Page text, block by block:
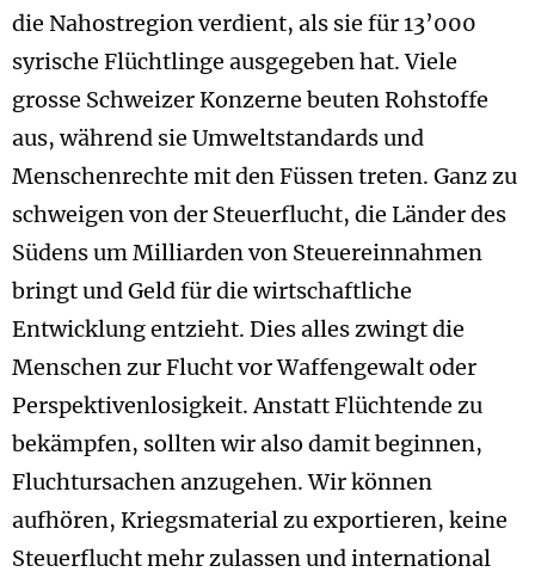
die Nahostregion verdient, als sie für 13’000
syrische Flüchtlinge ausgegeben hat. Viele
grosse Schweizer Konzerne beuten Rohstoffe
aus, während sie Umweltstandards und
Menschenrechte mit den Füssen treten. Ganz zu
schweigen von der Steuerflucht, die Länder des
Südens um Milliarden von Steuereinnahmen
bringt und Geld für die wirtschaftliche
Entwicklung entzieht. Dies alles zwingt die
Menschen zur Flucht vor Waffengewalt oder
Perspektivenlosigkeit. Anstatt Flüchtende zu
bekämpfen, sollten wir also damit beginnen,
Fluchtursachen anzugehen. Wir können
aufhören, Kriegsmaterial zu exportieren, keine
Steuerflucht mehr zulassen und international